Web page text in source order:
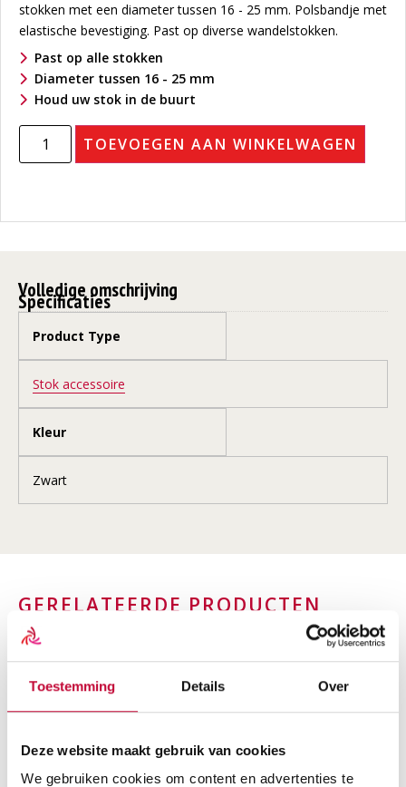
Toestemming Details Over
Deze website maakt gebruik van cookies
We gebruiken cookies om content en advertenties te
stokken met een diameter tussen 16 - 25 mm. Polsbandje met
elastische bevestiging. Past op diverse wandelstokken.
Past op alle stokken
Diameter tussen 16 - 25 mm
Houd uw stok in de buurt
TOEVOEGEN AAN WINKELWAGEN
Volledige omschrijving
Specificaties
Product Type
Stok accessoire
Kleur
Zwart
GERELATEERDE PRODUCTEN